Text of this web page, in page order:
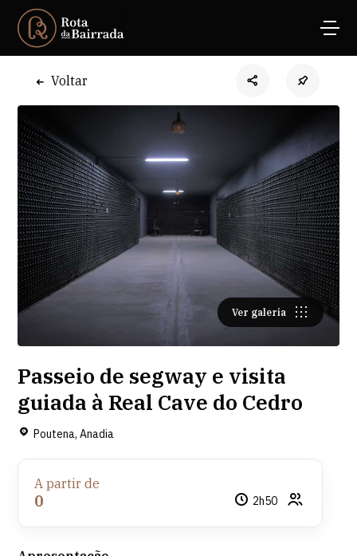
Voltar
Ver galeria
Passeio de segway e visita
guiada à Real Cave do Cedro
Poutena, Anadia
A partir de
0 2h50